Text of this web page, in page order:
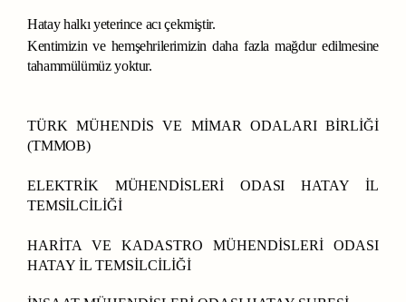
Hatay halkı yeterince acı çekmiştir.
Kentimizin ve hemşehrilerimizin daha fazla mağdur edilmesine
tahammülümüz yoktur.
TÜRK MÜHENDİS VE MİMAR ODALARI BİRLİĞİ
(TMMOB)
ELEKTRİK MÜHENDİSLERİ ODASI HATAY
İL
TEMSİLCİLİĞİ
HARİTA VE KADASTRO MÜHENDİSLERİ ODASI
HATAY İL TEMSİLCİLİĞİ